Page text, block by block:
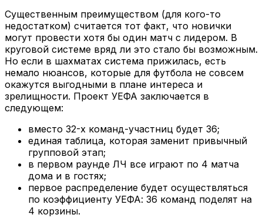
Существенным преимуществом (для кого-то
недостатком) считается тот факт, что новички
могут провести хотя бы один матч с лидером. В
круговой системе вряд ли это стало бы возможным.
Но если в шахматах система прижилась, есть
немало нюансов, которые для футбола не совсем
окажутся выгодными в плане интереса и
зрелищности. Проект УЕФА заключается в
следующем:
вместо 32-х команд-участниц будет 36;
единая таблица, которая заменит привычный
групповой этап;
в первом раунде ЛЧ все играют по 4 матча
дома и в гостях;
первое распределение будет осуществляться
по коэффициенту УЕФА: 36 команд поделят на
4 корзины.